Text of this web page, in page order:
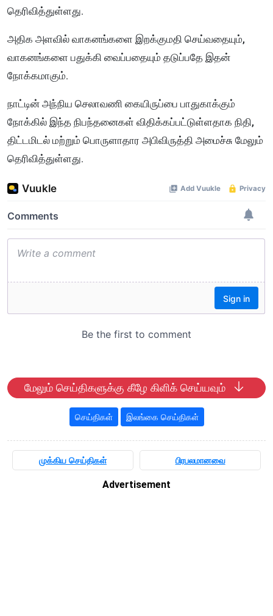
தெரிவித்துள்ளது.
அதிக அளவில் வாகனங்களை இறக்குமதி செய்வதையும்,
வாகனங்களை பதுக்கி வைப்பதையும் தடுப்பதே இதன்
நோக்கமாகும்.
நாட்டின் அந்நிய செலாவணி கையிருப்பை பாதுகாக்கும்
நோக்கில் இந்த நிபந்தனைகள் விதிக்கப்பட்டுள்ளதாக நிதி,
திட்டமிடல் மற்றும் பொருளாதார அபிவிருத்தி அமைச்சு மேலும்
தெரிவித்துள்ளது.
மேலும் செய்திகளுக்கு கீழே கிளிக் செய்யவும்
செய்திகள் இலங்கை செய்திகள்
முக்கிய செய்திகள் பிரபலமானவை
Advertisement